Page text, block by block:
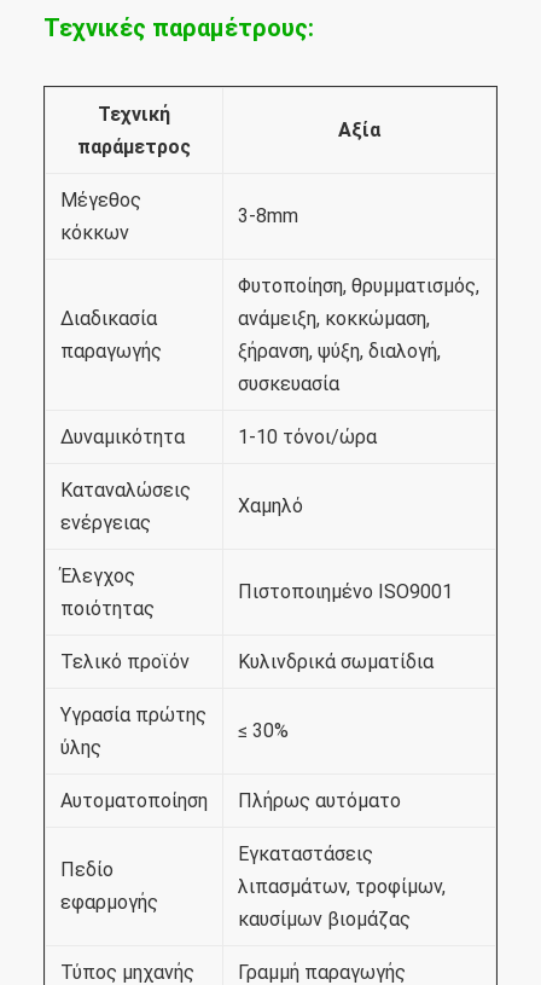
Τεχνικές παραμέτρους:
Τεχνική
παράμετρος
Αξία
Μέγεθος
κόκκων
3-8mm
Διαδικασία
παραγωγής
Φυτοποίηση, θρυμματισμός,
ανάμειξη, κοκκώμαση,
ξήρανση, ψύξη, διαλογή,
συσκευασία
Δυναμικότητα 1-10 τόνοι/ώρα
Καταναλώσεις
ενέργειας
Χαμηλό
Έλεγχος
ποιότητας
Πιστοποιημένο ISO9001
Τελικό προϊόν Κυλινδρικά σωματίδια
Υγρασία πρώτης
ύλης
≤ 30%
Αυτοματοποίηση Πλήρως αυτόματο
Πεδίο
εφαρμογής
Εγκαταστάσεις
λιπασμάτων, τροφίμων,
καυσίμων βιομάζας
Τύπος μηχανής Γραμμή παραγωγής